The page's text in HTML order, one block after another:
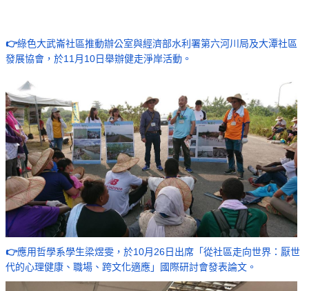
👉綠色大武崙社區推動辦公室與經濟部水利署第六河川局及大潭社區
發展協會，於11月10日舉辦健走淨岸活動。
👉應用哲學系學生梁煜雯，於10月26日出席「從社區走向世界：厭世
代的心理健康、職場、跨文化適應」國際研討會發表論文。